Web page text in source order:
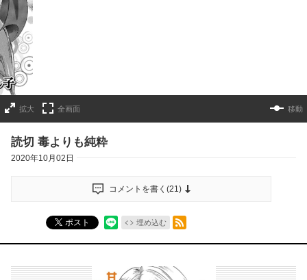
拡大 全画面 移動
読切 毒よりも純粋
2020年10月02日
コメントを書く(21)
ポスト 埋め込む
RSSフィード